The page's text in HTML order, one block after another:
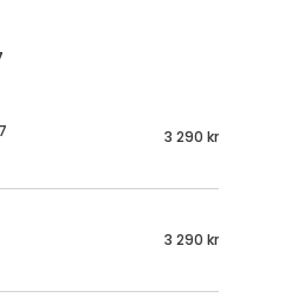
3 290 kr
3 290 kr